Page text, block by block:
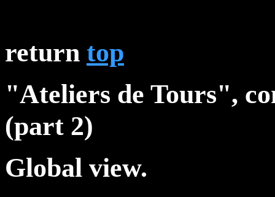
return top
"Ateliers de Tours",
(part 2)
Global view.